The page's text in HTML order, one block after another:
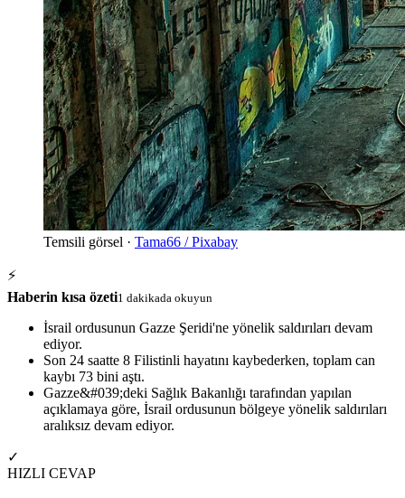
Temsili görsel · Tama66 / Pixabay
⚡
Haberin kısa özeti1 dakikada okuyun
İsrail ordusunun Gazze Şeridi'ne yönelik saldırıları devam
ediyor.
Son 24 saatte 8 Filistinli hayatını kaybederken, toplam can
kaybı 73 bini aştı.
Gazze&#039;deki Sağlık Bakanlığı tarafından yapılan
açıklamaya göre, İsrail ordusunun bölgeye yönelik saldırıları
aralıksız devam ediyor.
✓
HIZLI CEVAP